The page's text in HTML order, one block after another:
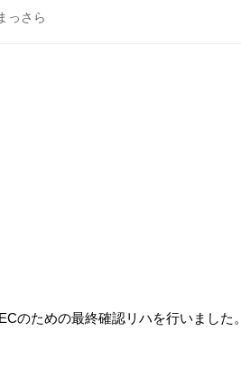
っさら
のための最終確認リハを行いました。